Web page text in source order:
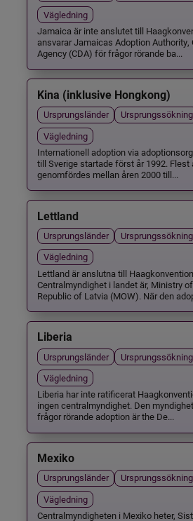
Vägledning
Jamaica är inte anslutet till
ansvarar Jamaicas Adoption Authority,
Agency (CDA) för frågor rörande ba...
Kina (inklusive Hongkong)
Ursprungsländer Ursprungssökning
Vägledning
Internationell adoption via
till Sverige startade först år 1992. Flest
genomfördes mellan åren 2000 till...
Lettland
Ursprungsländer Ursprungssökning
Vägledning
Lettland är anslutna till
Centralmyndighet i landet är, Ministry
Republic of Latvia (MOW). När den
Liberia
Ursprungsländer Ursprungssökning
Vägledning
Liberia har inte ratificerat
ingen centralmyndighet. Den
frågor rörande adoption är the De...
Mexiko
Ursprungsländer Ursprungssökning
Vägledning
Centralmyndigheten i Mexiko heter,